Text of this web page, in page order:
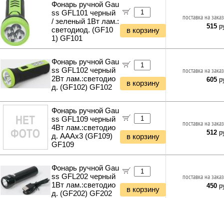
Фонарь ручной Gau
ss GFL101 черный
/ зеленый 1Вт лам.:
светодиод. (GF10
1) GF101
в корзину
поставка на
515
Фонарь ручной Gau
ss GFL102 черный
2Вт лам.:светодио
д. (GF102) GF102
в корзину
поставка на
605
Фонарь ручной Gau
ss GFL109 черный
4Вт лам.:светодио
д. AAAx3 (GF109)
GF109
в корзину
поставка на
512
Фонарь ручной Gau
ss GFL202 черный
1Вт лам.:светодио
д. (GF202) GF202
в корзину
поставка на
450